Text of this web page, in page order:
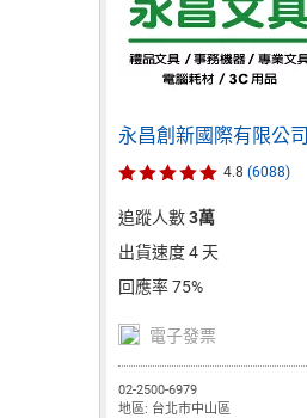
永昌創新國際有限公司
4.8 (6088)
追蹤人數3萬
出貨速度 4 天
回應率 75%
電子發票
02-2500-6979
地區: 台北市中山區